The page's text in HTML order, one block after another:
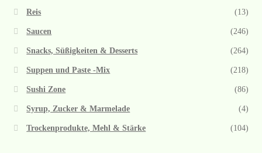
Reis (13)
Saucen (246)
Snacks, Süßigkeiten & Desserts (264)
Suppen und Paste -Mix (218)
Sushi Zone (86)
Syrup, Zucker & Marmelade (4)
Trockenprodukte, Mehl & Stärke (104)